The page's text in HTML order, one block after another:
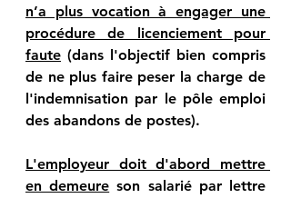
n’a plus vocation à engager une
procédure de licenciement pour
faute (dans l'objectif bien compris
de ne plus faire peser la charge de
l'indemnisation par le pôle emploi
des abandons de postes).
L'employeur doit d'abord mettre
en demeure son salarié par lettre